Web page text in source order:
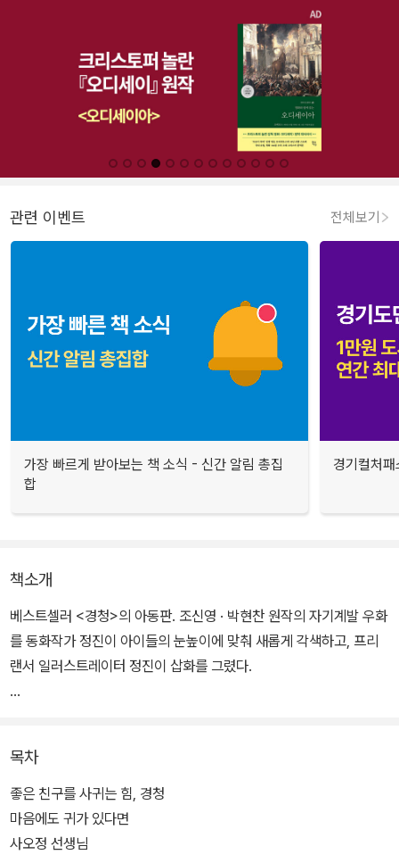
관련 이벤트 전체보기
가장 빠르게 받아보는 책 소식 - 신간 알림 총집
합
경기컬처
책소개
베스트셀러 <경청>의 아동판. 조신영 · 박현찬 원작의 자기계발 우화
를 동화작가 정진이 아이들의 눈높이에 맞춰 새롭게 각색하고, 프리
랜서 일러스트레이터 정진이 삽화를 그렸다.
밖에 모르는 은미가 서로를 이해하고 받아들이는 과정을 잔잔한 이야
기로 풀어낸다. 나와는 너무나 다르기 때문에 이해할 수 없을 것 같은
친구도 내가 먼저 다가서서 귀 기울이다면, 친구의 마음속 작은 울림
을 들을 수 있다는 것을 깨닫게 해주는 책.
목차
좋은 친구를 사귀는 힘, 경청
마음에도 귀가 있다면
사오정 선생님